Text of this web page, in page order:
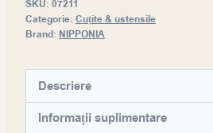
SKU: 07211
Categorie: Cuțite & ustensile
Brand: NIPPONIA
Descriere
Informații suplimentare